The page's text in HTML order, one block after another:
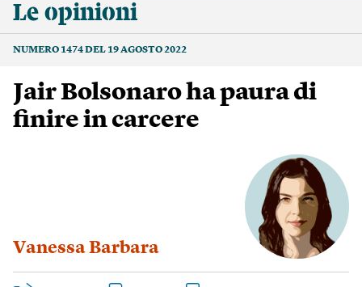
Le opinioni
NUMERO 1474 DEL 19 AGOSTO 2022
Jair Bolsonaro ha paura di
finire in carcere
Vanessa Barbara